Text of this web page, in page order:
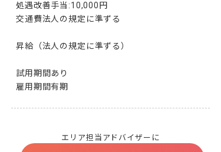
処遇改善手当:10,000円
交通費法人の規定に準ずる
昇給（法人の規定に準ずる）
試用期間あり
雇用期間有期
エリア担当アドバイザーに